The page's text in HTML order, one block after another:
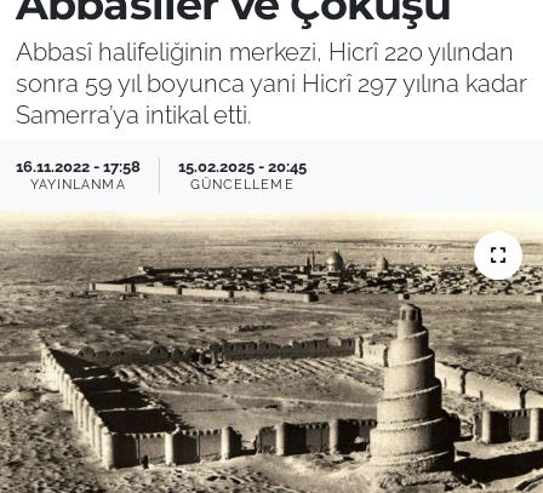
Abbasî halifeliğinin merkezi, Hicrî 220 yılından
sonra 59 yıl boyunca yani Hicrî 297 yılına kadar
Samerra’ya intikal etti.
16.11.2022 - 17:58
YAYINLANMA
15.02.2025 - 20:45
GÜNCELLEME